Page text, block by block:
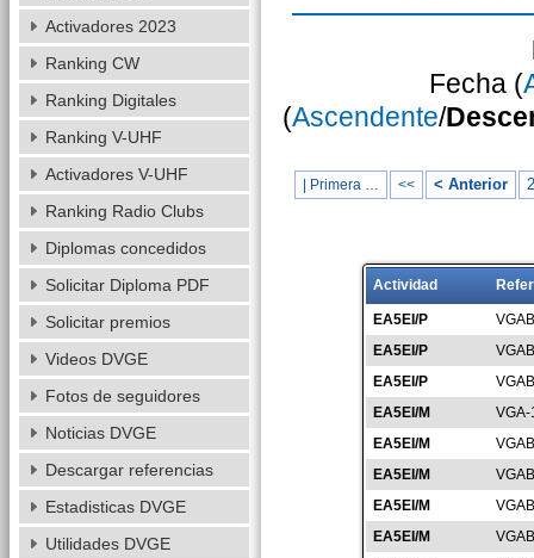
Fecha (
(Ascendente/
| Primera … << < Anterior
Actividad
EA5EI/P
EA5EI/P
EA5EI/P
EA5EI/M
VGA-
EA5EI/M
EA5EI/M
EA5EI/M
EA5EI/M
Activadores 2023
Ranking CW
Ranking Digitales
Ranking V-UHF
Activadores V-UHF
Ranking Radio Clubs
Diplomas concedidos
Solicitar Diploma PDF
Solicitar premios
Videos DVGE
Fotos de seguidores
Noticias DVGE
Descargar referencias
Estadisticas DVGE
Utilidades DVGE